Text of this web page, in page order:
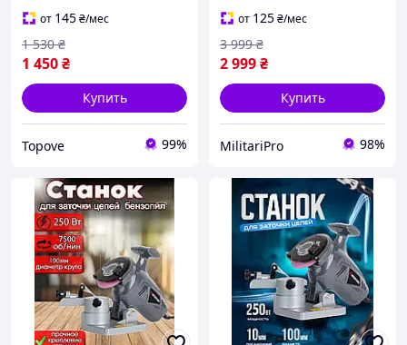
от 145₴/мес
1 450₴
1 530 ₴
Купить
Topove 99%
от 125₴/мес
2 999₴
3 999 ₴
Купить
MilitariPro 98%